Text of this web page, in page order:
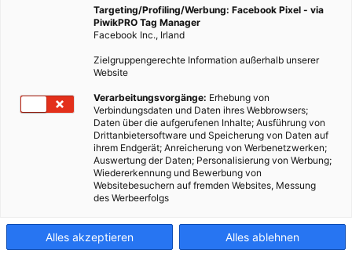
Bio in Kindergarten und Schule
10. JULI 2015 VON ULRIKE GÖBL
Wo, wenn nicht in Kindergärten und Schulen, sollte das
Bewusstsein für gesunde Ernährung geschult werden?!
BEITRAG ANSEHEN
Targeting/Profiling/Werbung: Facebook Pixel - via
PiwikPRO Tag Manager
Facebook Inc., Irland
Zielgruppengerechte Information außerhalb unserer
Website
Verarbeitungsvorgänge: Erhebung von
Verbindungsdaten und Daten ihres Webbrowsers;
Daten über die aufgerufenen Inhalte; Ausführung von
Drittanbietersoftware und Speicherung von Daten auf
ihrem Endgerät; Anreicherung von Werbenetzwerken;
Auswertung der Daten; Personalisierung von Werbung;
Wiedererkennung und Bewerbung von
Websitebesuchern auf fremden Websites, Messung
des Werbeerfolgs
Alles akzeptieren Alles ablehnen